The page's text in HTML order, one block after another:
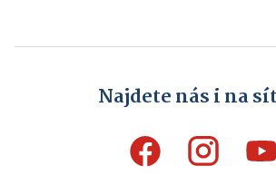
Najdete nás i na